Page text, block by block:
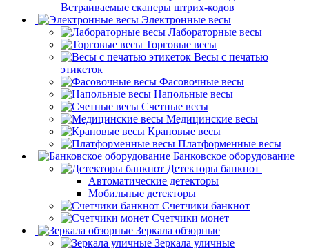
Встраиваемые сканеры штрих-кодов
Электронные весы
Лабораторные весы
Торговые весы
Весы с печатью
этикеток
Фасовочные весы
Напольные весы
Счетные весы
Медицинские весы
Крановые весы
Платформенные весы
Банковское оборудование
Детекторы банкнот
Автоматические детекторы
Мобильные детекторы
Счетчики банкнот
Счетчики монет
Зеркала обзорные
Зеркала уличные